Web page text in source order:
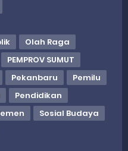
Olah Raga
PEMPROV SUMUT
Pekanbaru
Pemilu
Pendidikan
Sosial Budaya